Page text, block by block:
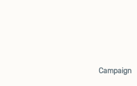
Campaign